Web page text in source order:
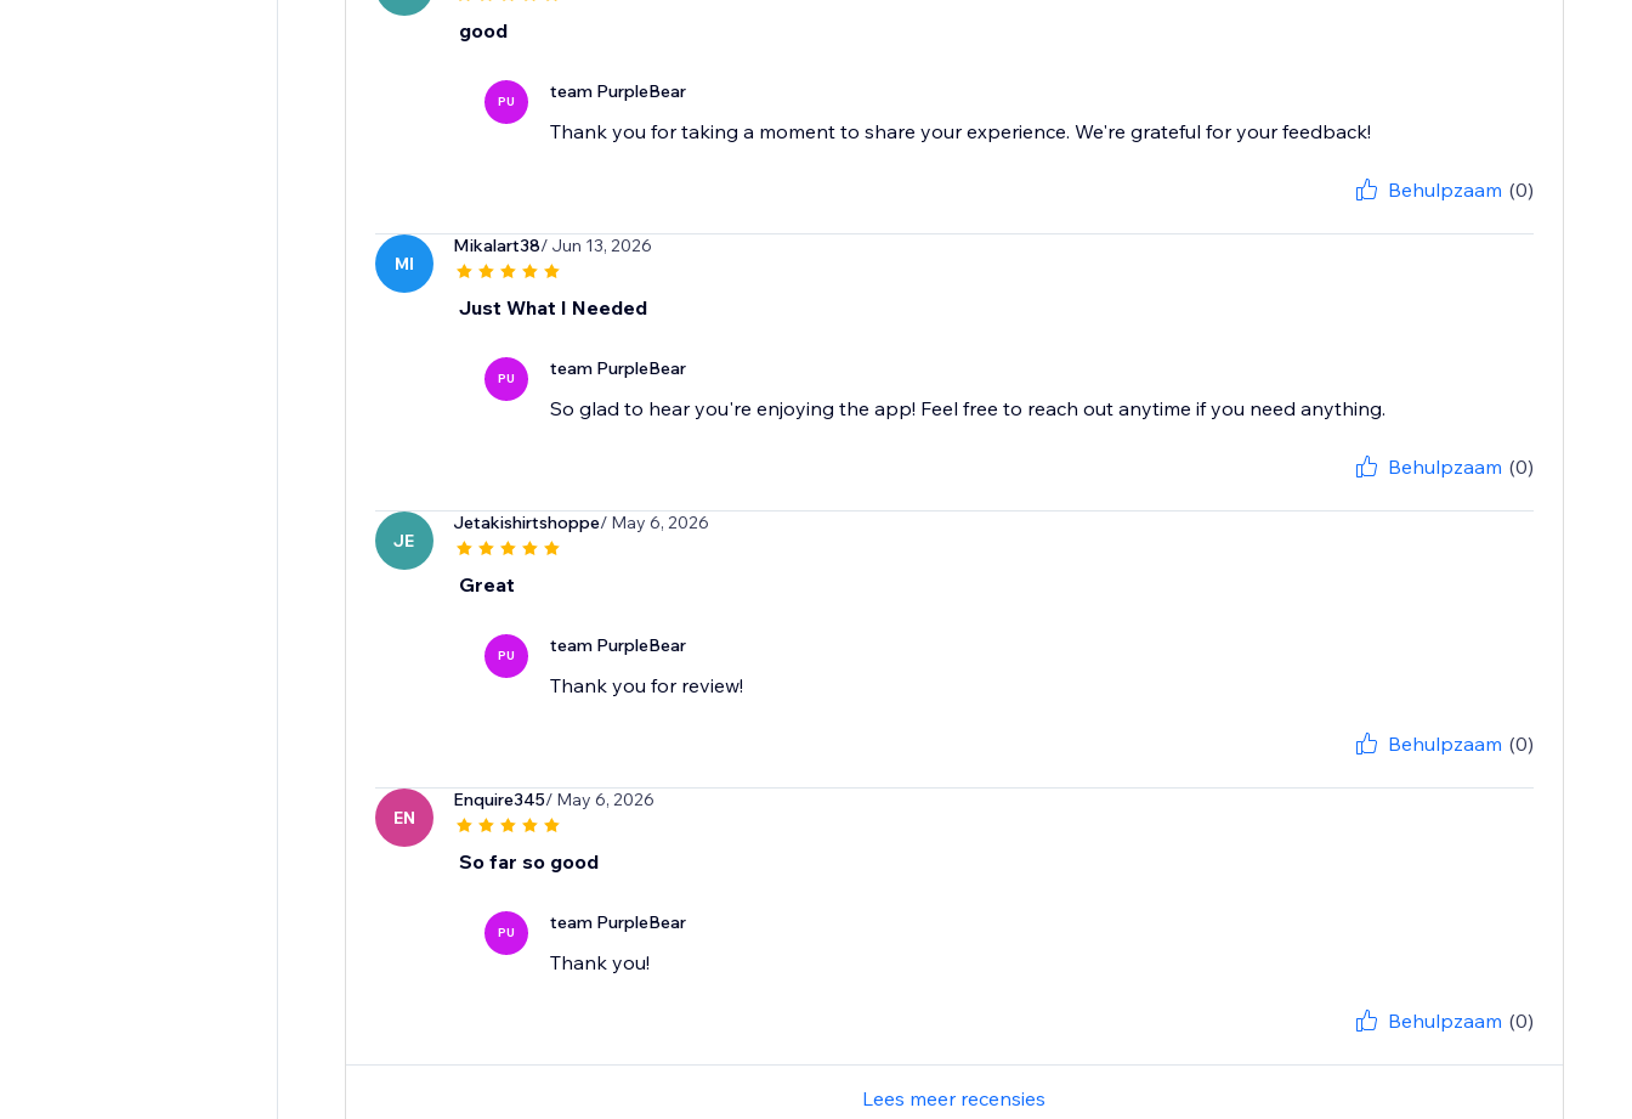
good
PU team PurpleBear
Thank you for taking a moment to share your experience. We're grateful for your feedback!
Behulpzaam (0)
MI
Mikalart38/ Jun 13, 2026
Just What I Needed
PU team PurpleBear
So glad to hear you're enjoying the app! Feel free to reach out anytime if you need anything.
Behulpzaam (0)
JE
Jetakishirtshoppe/ May 6, 2026
Great
PU team PurpleBear
Thank you for review!
Behulpzaam (0)
EN
Enquire345/ May 6, 2026
So far so good
PU team PurpleBear
Thank you!
Behulpzaam (0)
Lees meer recensies